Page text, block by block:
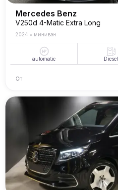
Mercedes Benz
V250d 4-Matic Extra Long
2024 • минивэн
automatic Diesel
От